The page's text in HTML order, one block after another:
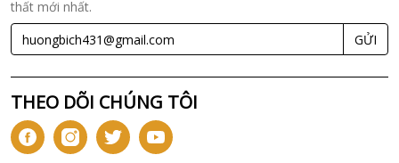
thất mới nhất.
GỬI
THEO DÕI CHÚNG TÔI